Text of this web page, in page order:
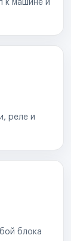
к машине и
реле и
блока